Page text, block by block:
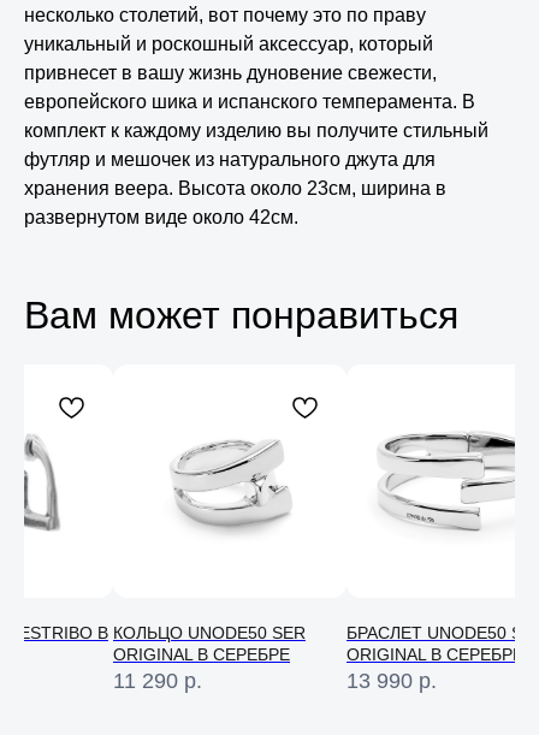
несколько столетий, вот почему это по праву
уникальный и роскошный аксессуар, который
привнесет в вашу жизнь дуновение свежести,
европейского шика и испанского темперамента. В
комплект к каждому изделию вы получите стильный
футляр и мешочек из натурального джута для
хранения веера. Высота около 23см, ширина в
развернутом виде около 42см.
Вам может понравиться
ESTRIBO В КОЛЬЦО UNODE50 SER
ORIGINAL В СЕРЕБРЕ
11 290 р.
БРАСЛЕТ UNODE50
ORIGINAL В СЕРЕБРЕ
13 990 р.
Консультация